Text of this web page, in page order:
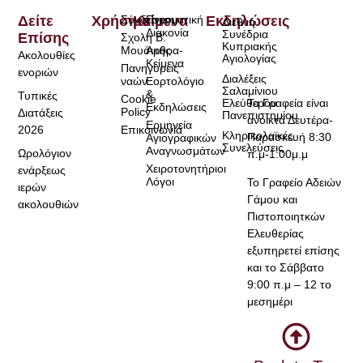
Τα Γραφεία είναι
ανοικτά Δευτέρα-
Παρασκευή 8:30
π.μ-1:00μ.μ
Το Γραφείο Αδειών
Γάμου και
Πιστοποιητκών
Ελευθερίας
εξυπηρετεί επίσης
και το Σάββατο
9:00 π.μ – 12 το
μεσημέρι
Χρήσιμα
Σύνδεσμοι
Σχολή Β.
Μουσικής
Πανηγύρεις
ναών
Cookie
Policy
Επικοινωνία
Κείμενα
Πνευματική
Διακονία
Άρθρα-
Κείμενα
Εορτολόγιο
&
Εκδηλώσεις
Ερμηνεία
Αγιογραφικών
Αναγνωσμάτων
Χειροτονητήριοι
Λόγοι
Δείτε
Επίσης
Ακολουθίες
ενοριών
Τυπικές
Διατάξεις
2026
Ωρολόγιον
ενάρξεως
ιερών
ακολουθιών
Εκδηλώσεις
Διεθνή
Συνέδρια
Κυπριακής
Αγιολογίας
Διαλέξεις
Σαλαμίνιου
Ελεύθερου
Πανεπιστημίου
Κληρικολαϊκές
Συνελεύσεις